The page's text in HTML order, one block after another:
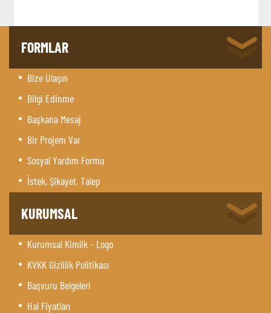
FORMLAR
Bize Ulaşın
Bilgi Edinme
Başkana Mesaj
Bir Projem Var
Sosyal Yardım Formu
İstek, Şikayet, Talep
KURUMSAL
Kurumsal Kimlik - Logo
KVKK Gizlilik Politikası
Başvuru Belgeleri
Hal Fiyatları